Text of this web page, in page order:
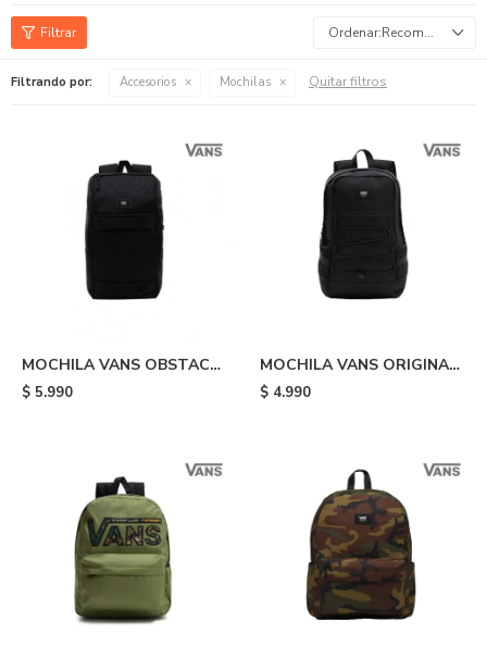
Recomendados
Filtrando por: Accesorios Mochilas Quitar filtros
MOCHILA VANS OBSTACLE
- Black
$ 5.990
MOCHILA VANS ORIGINAL
- Black
$ 4.990